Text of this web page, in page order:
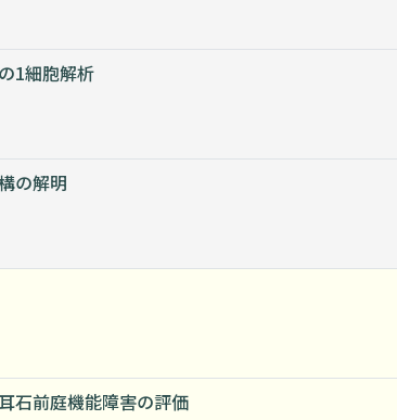
1細胞解析
の解明
石前庭機能障害の評価